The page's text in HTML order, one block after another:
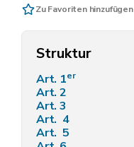
Zu Favoriten hinzufügen
Struktur
Art. 1er
Art. 2
Art. 3
Art. 4
Art. 5